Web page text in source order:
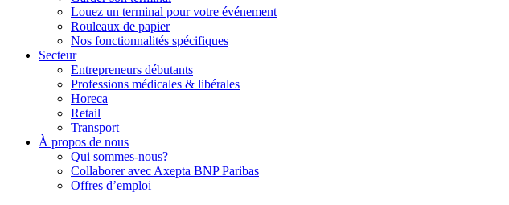
Louez un terminal pour votre événement
Rouleaux de papier
Nos fonctionnalités spécifiques
Secteur
Entrepreneurs débutants
Professions médicales & libérales
Horeca
Retail
Transport
À propos de nous
Qui sommes-nous?
Collaborer avec Axepta BNP Paribas
Offres d’emploi